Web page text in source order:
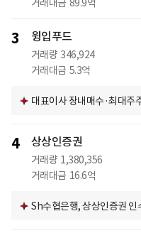
거래대금 89.9억
3 윙입푸드
거래량 346,924
거래대금 5.3억
대표이사 장내매수·최대주
4 상상인증권
거래량 1,380,356
거래대금 16.6억
Sh수협은행, 상상인증권 인